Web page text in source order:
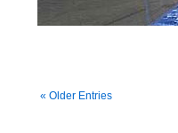
« Older Entries